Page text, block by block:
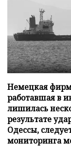
Немецкая
работавшая в
лишилась
результате
Одессы,
мониторинга